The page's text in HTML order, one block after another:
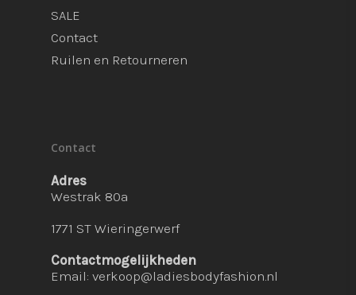
SALE
Contact
Ruilen en Retourneren
Contact
Adres
Westrak 80a
1771 ST Wieringerwerf
Contactmogelijkheden
Email: verkoop@ladiesbodyfashion.nl